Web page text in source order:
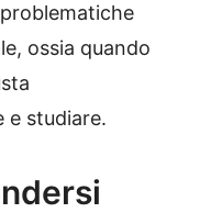
ossia quando
e studiare.